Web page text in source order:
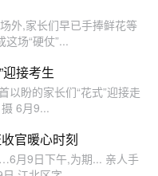
外,家长们早已手捧鲜花等
场“硬仗”...
接考生
以盼的家长们“花式”迎接走
6月9...
官暖心时刻
月9日下午,为期... 亲人手